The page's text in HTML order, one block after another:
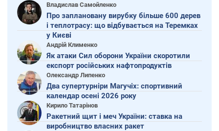
Владислав Самойленко
Про заплановану вирубку більше 600 дерев
і теплотрасу: що відбувається на Теремках
у Києві
Андрій Клименко
Як атаки Сил оборони України скоротили
експорт російських нафтопродуктів
Олександр Липенко
Два супертурніри Магучіх: спортивний
календар осені 2026 року
Кирило Татарінов
Ракетний щит і меч України: ставка на
виробництво власних ракет